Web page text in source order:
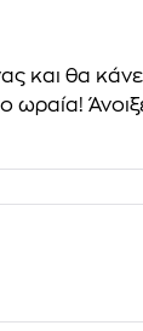
και θα